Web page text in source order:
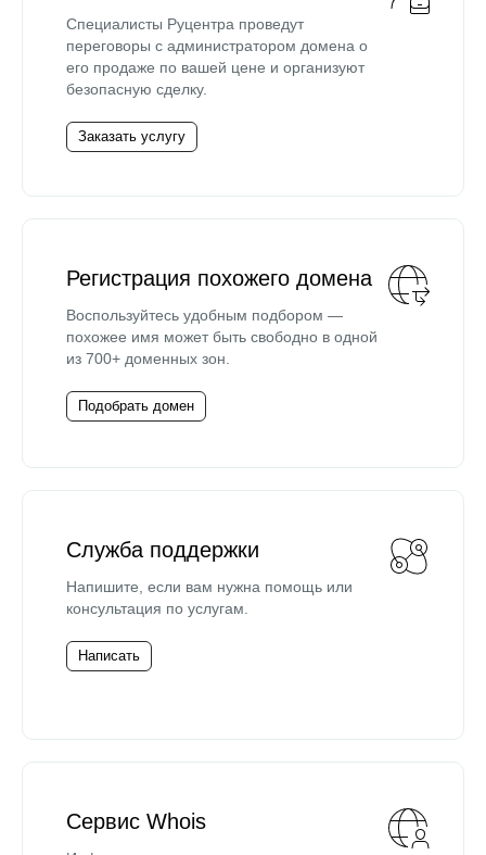
Специалисты Руцентра проведут
переговоры с администратором домена о
его продаже по вашей цене и организуют
безопасную сделку.
Заказать услугу
Регистрация похожего домена
Воспользуйтесь удобным подбором —
похожее имя может быть свободно в одной
из 700+ доменных зон.
Подобрать домен
Служба поддержки
Напишите, если вам нужна помощь или
консультация по услугам.
Написать
Сервис Whois